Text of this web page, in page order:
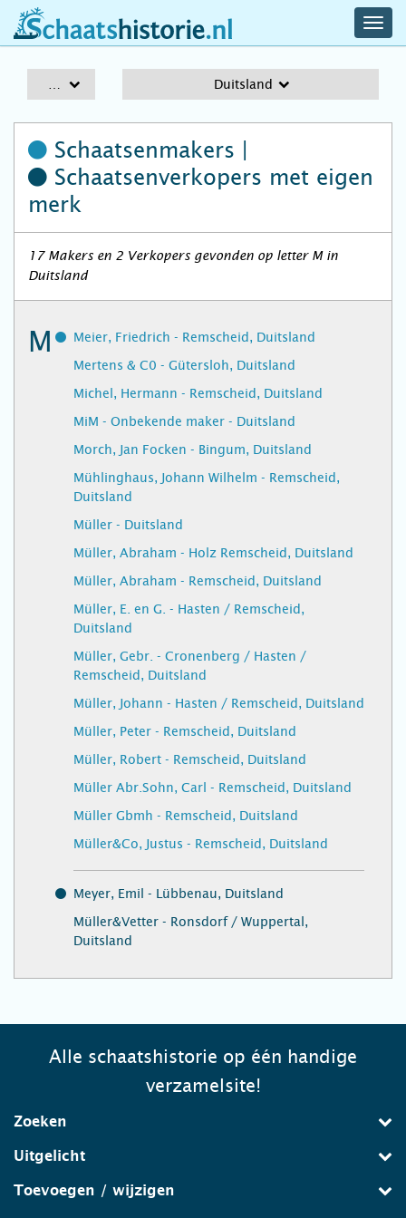
schaatshistorie.nl
Duitsland
Schaatsenmakers |
Schaatsenverkopers met eigen
merk
17 Makers en 2 Verkopers gevonden op letter M in
Duitsland
M
Meier, Friedrich - Remscheid, Duitsland
Mertens & C0 - Gütersloh, Duitsland
Michel, Hermann - Remscheid, Duitsland
MiM - Onbekende maker - Duitsland
Morch, Jan Focken - Bingum, Duitsland
Mühlinghaus, Johann Wilhelm - Remscheid,
Duitsland
Müller - Duitsland
Müller, Abraham - Holz Remscheid, Duitsland
Müller, Abraham - Remscheid, Duitsland
Müller, E. en G. - Hasten / Remscheid,
Duitsland
Müller, Gebr. - Cronenberg / Hasten /
Remscheid, Duitsland
Müller, Johann - Hasten / Remscheid, Duitsland
Müller, Peter - Remscheid, Duitsland
Müller, Robert - Remscheid, Duitsland
Müller Abr.Sohn, Carl - Remscheid, Duitsland
Müller Gbmh - Remscheid, Duitsland
Müller&Co, Justus - Remscheid, Duitsland
Meyer, Emil - Lübbenau, Duitsland
Müller&Vetter - Ronsdorf / Wuppertal,
Duitsland
Alle schaatshistorie op één handige
verzamelsite!
Zoeken
Uitgelicht
Toevoegen / wijzigen